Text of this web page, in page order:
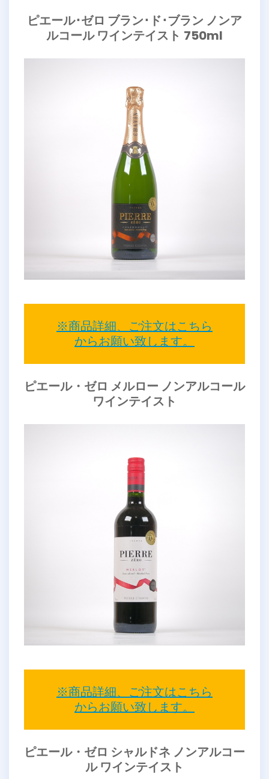
ピエール･ゼロ ブラン･ド･ブラン ノンア
ルコール ワインテイスト 750ml
※商品詳細、ご注文はこちら
からお願い致します。
ピエール・ゼロ メルロー ノンアルコール
ワインテイスト
※商品詳細、ご注文はこちら
からお願い致します。
ピエール・ゼロ シャルドネ ノンアルコー
ル ワインテイスト